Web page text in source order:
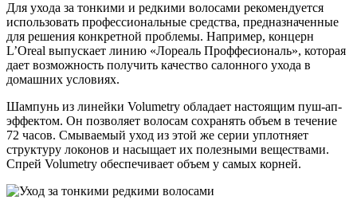
Для ухода за тонкими и редкими волосами рекомендуется
использовать профессиональные средства, предназначенные
для решения конкретной проблемы. Например, концерн
L’Oreal выпускает линию «Лореаль Проффесиональ», которая
дает возможность получить качество салонного ухода в
домашних условиях.
Шампунь из линейки Volumetry обладает настоящим пуш-ап-
эффектом. Он позволяет волосам сохранять объем в течение
72 часов. Смываемый уход из этой же серии уплотняет
структуру локонов и насыщает их полезными веществами.
Спрей Volumetry обеспечивает объем у самых корней.